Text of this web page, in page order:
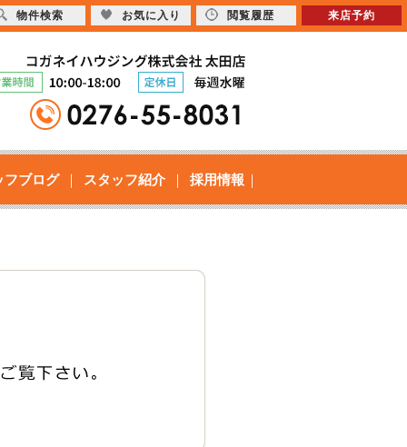
フブログ スタッフ紹介 採用情報
物件検索 お気に入り 閲覧履歴 来店予約